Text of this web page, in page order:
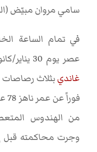
سامي مروان مبيّض (المجلة، 20 كانون
في تمام الساعة
عصر يوم 30 يناير/كانون الثاني 1948، اغتيل
غانديبثلاث رصاصات
من الهندوس
وجرت محاكمته قبل